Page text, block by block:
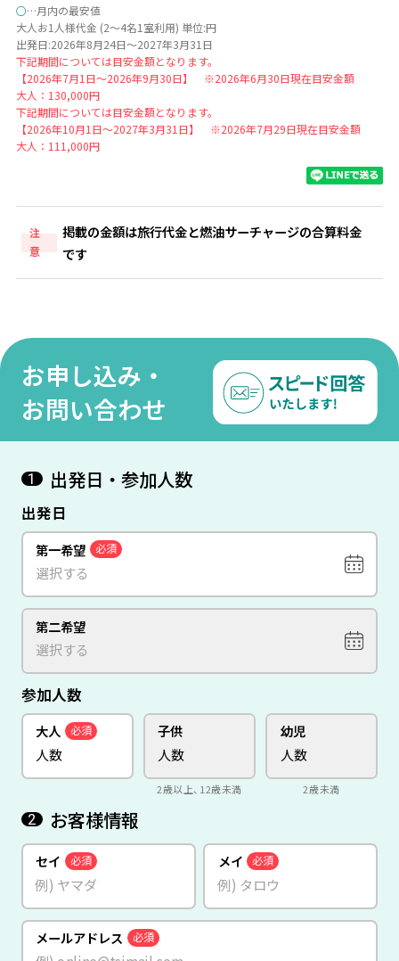
○…月内の最安値
大人お1人様代金 (2～4名1室利用) 単位:円
出発日:2026年8月24日～2027年3月31日
下記期間については目安金額となります。
【2026年7月1日～2026年9月30日】 ※2026年6月30日現在目安金額
大人：130,000円
下記期間については目安金額となります。
【2026年10月1日～2027年3月31日】 ※2026年7月29日現在目安金額
大人：111,000円
注
意
掲載の金額は旅行代金と燃油サーチャージの合算料金
です
お申し込み・
お問い合わせ
1 出発日・参加人数
出発日
第一希望 必須
第二希望
参加人数
大人 必須 子供
2歳以上、12歳未満
幼児
2歳未満
2 お客様情報
セイ 必須 メイ 必須
メールアドレス 必須